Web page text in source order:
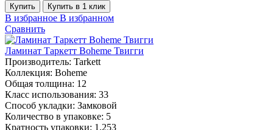
Купить Купить в 1 клик
В избранное В избранном
Сравнить
Ламинат Таркетт Boheme Твигги
Производитель: Tarkett
Коллекция: Boheme
Общая толщина: 12
Класс использования: 33
Способ укладки: Замковой
Количество в упаковке: 5
Кратность упаковки: 1.253